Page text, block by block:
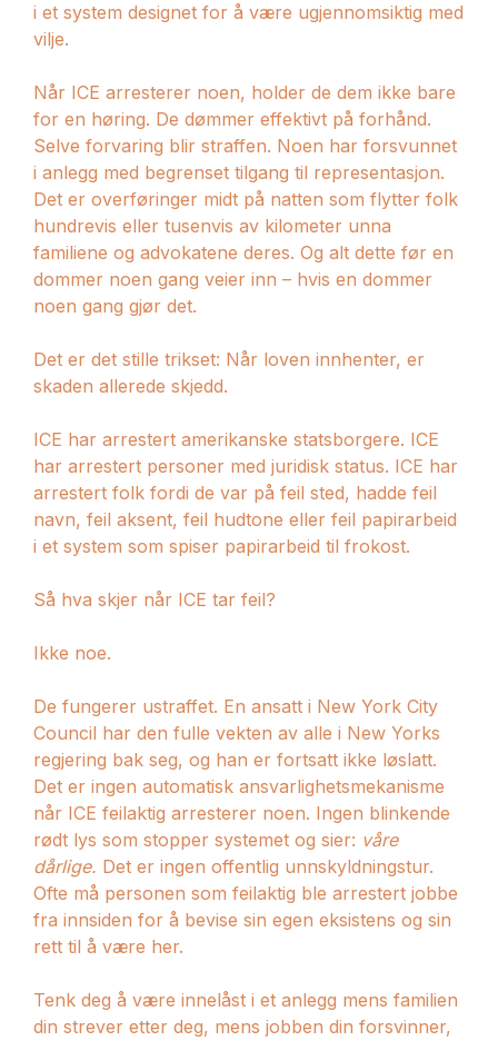
i et system designet for å være ugjennomsiktig med
vilje.
Når ICE arresterer noen, holder de dem ikke bare
for en høring. De dømmer effektivt på forhånd.
Selve forvaring blir straffen. Noen har forsvunnet
i anlegg med begrenset tilgang til representasjon.
Det er overføringer midt på natten som flytter folk
hundrevis eller tusenvis av kilometer unna
familiene og advokatene deres. Og alt dette før en
dommer noen gang veier inn – hvis en dommer
noen gang gjør det.
Det er det stille trikset: Når loven innhenter, er
skaden allerede skjedd.
ICE har arrestert amerikanske statsborgere. ICE
har arrestert personer med juridisk status. ICE har
arrestert folk fordi de var på feil sted, hadde feil
navn, feil aksent, feil hudtone eller feil papirarbeid
i et system som spiser papirarbeid til frokost.
Så hva skjer når ICE tar feil?
Ikke noe.
De fungerer ustraffet. En ansatt i New York City
Council har den fulle vekten av alle i New Yorks
regjering bak seg, og han er fortsatt ikke løslatt.
Det er ingen automatisk ansvarlighetsmekanisme
når ICE feilaktig arresterer noen. Ingen blinkende
rødt lys som stopper systemet og sier: våre
dårlige. Det er ingen offentlig unnskyldningstur.
Ofte må personen som feilaktig ble arrestert jobbe
fra innsiden for å bevise sin egen eksistens og sin
rett til å være her.
Tenk deg å være innelåst i et anlegg mens familien
din strever etter deg, mens jobben din forsvinner,